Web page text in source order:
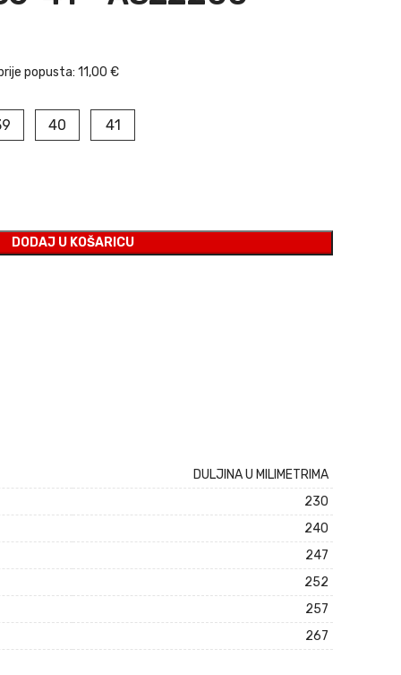
je: 11,00 €.
popusta: 11,00 €
40 41
DODAJ U KOŠARICU
DULJINA U MILIMETRIMA
230
240
247
252
257
267